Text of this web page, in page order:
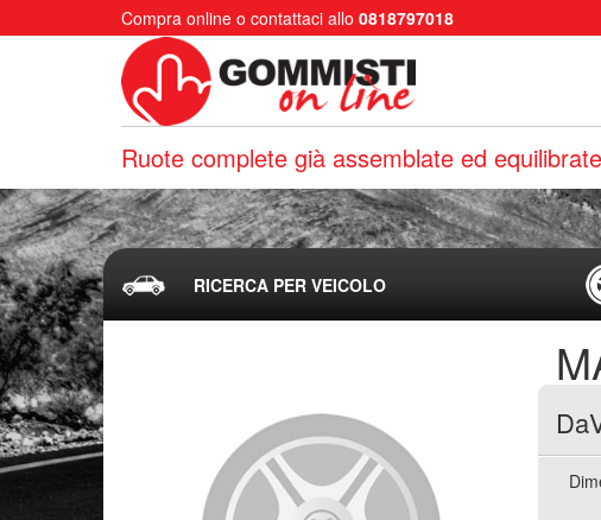
Compra online o contattaci allo 0818797018
Ruote complete già assemblate ed
RICERCA PER VEICOLO